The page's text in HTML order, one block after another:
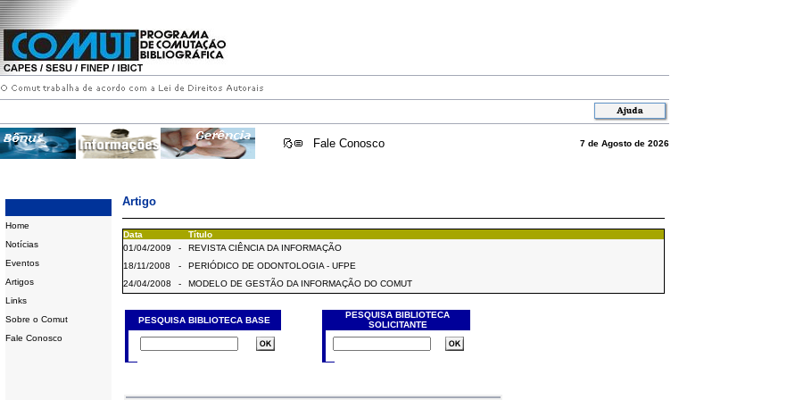
Fale Conosco 7 de Agosto de 2026
Home
Notícias
Eventos
Artigos
Links
Sobre o Comut
Fale Conosco
Artigo
Data
Título
01/04/2009
-
REVISTA CIÊNCIA DA INFORMAÇÃO
18/11/2008
-
PERIÓDICO DE ODONTOLOGIA - UFPE
24/04/2008
- MODELO DE GESTÃO DA INFORMAÇÃO DO COMUT
PESQUISA BIBLIOTECA BASE
PESQUISA BIBLIOTECA
SOLICITANTE